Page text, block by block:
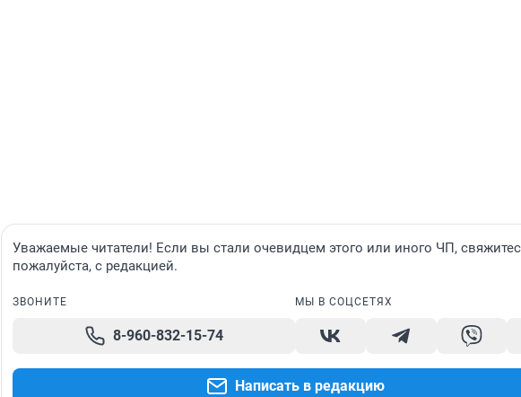
Уважаемые читатели! Если вы стали очевидцем этого или иного ЧП,
пожалуйста, с редакцией.
ЗВОНИТЕ
8-960-832-15-74
МЫ В СОЦСЕТЯХ
Написать в редакцию